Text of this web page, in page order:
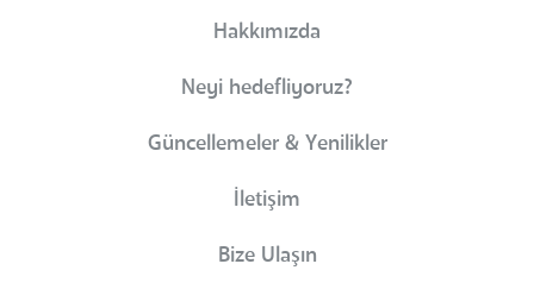
Hakkımızda
Neyi hedefliyoruz?
Güncellemeler & Yenilikler
İletişim
Bize Ulaşın